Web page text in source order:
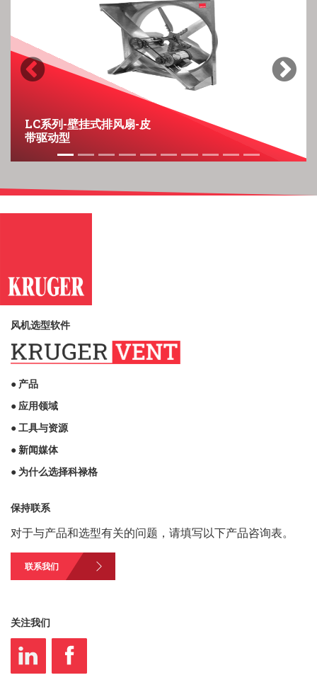
LC系列-壁挂式排风扇-皮
带驱动型
Previous Next
风机选型软件
● 产品
● 应用领域
● 工具与资源
● 新闻媒体
● 为什么选择科禄格
保持联系
对于与产品和选型有关的问题，请填写以下产品咨询表。
联系我们
关注我们